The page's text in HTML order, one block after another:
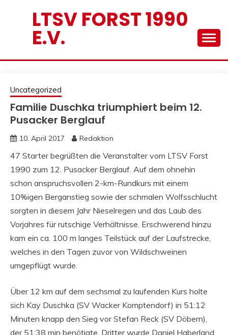
LTSV FORST 1990
E.V.
Uncategorized
Familie Duschka triumphiert beim 12.
Pusacker Berglauf
10. April 2017 Redaktion
47 Starter begrüßten die Veranstalter vom LTSV Forst
1990 zum 12. Pusacker Berglauf. Auf dem ohnehin
schon anspruchsvollen 2-km-Rundkurs mit einem
10%igen Berganstieg sowie der schmalen Wolfsschlucht
sorgten in diesem Jahr Nieselregen und das Laub des
Vorjahres für rutschige Verhältnisse. Erschwerend hinzu
kam ein ca. 100 m langes Teilstück auf der Laufstrecke,
welches in den Tagen zuvor von Wildschweinen
umgepflügt wurde.
Über 12 km auf dem sechsmal zu laufenden Kurs holte
sich Kay Duschka (SV Wacker Komptendorf) in 51:12
Minuten knapp den Sieg vor Stefan Reck (SV Döbern),
der 51:38 min benötigte. Dritter wurde Daniel Haberland